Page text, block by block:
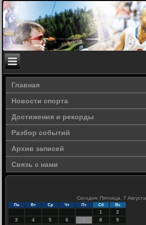
Главная
Новости спорта
Достижения и рекорды
Разбор событий
Архив записей
Связь с нами
Сегодня: Пятница, 7 Августа
Пн Вт Ср Чт Пт Сб Вс
1
2
3
4 5 6 7 8
9